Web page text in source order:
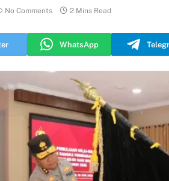
No Comments 2 Mins Read
WhatsApp